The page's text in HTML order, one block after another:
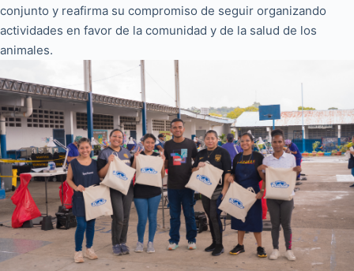
conjunto y reafirma su compromiso de seguir organizando
actividades en favor de la comunidad y de la salud de los
animales.